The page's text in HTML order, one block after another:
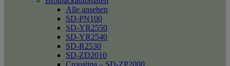
Alle ansehen
SD-PN100
SD-YR2550
SD-YR2540
SD-R2530
SD-ZD2010
Croustina – SD-ZP2000